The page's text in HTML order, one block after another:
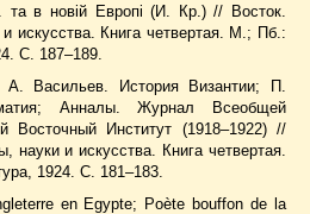
в новiй Европi (И. Кр.) // Восток.
искусства. Книга четвертая. М.; Пб.:
С. 187–189.
Васильев. История Византии; П.
Анналы. Журнал Всеобщей
Восточный Институт (1918–1922) //
науки и искусства. Книга четвертая.
1924. С. 181–183.
en Egypte; Poète bouffon de la